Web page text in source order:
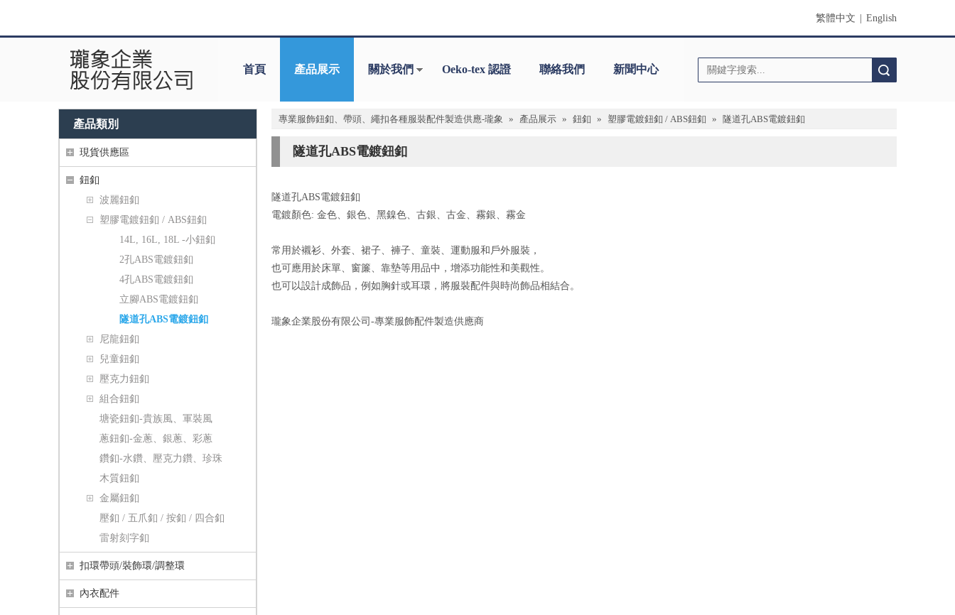
繁體中文 English
首頁 產品展示 關於我們 Oeko-tex 認證 聯絡我們 新聞中心
產品類別
現貨供應區
鈕釦
波麗鈕釦
塑膠電鍍鈕釦 / ABS鈕釦
14L, 16L, 18L -小鈕釦
2孔ABS電鍍鈕釦
4孔ABS電鍍鈕釦
立腳ABS電鍍鈕釦
隧道孔ABS電鍍鈕釦
尼龍鈕釦
兒童鈕釦
壓克力鈕釦
組合鈕釦
塘瓷鈕釦-貴族風、軍裝風
蔥鈕釦-金蔥、銀蔥、彩蔥
鑽釦-水鑽、壓克力鑽、珍珠
木質鈕釦
金屬鈕釦
壓釦 / 五爪釦 / 按釦 / 四合釦
雷射刻字釦
扣環帶頭/裝飾環/調整環
內衣配件
專業服飾鈕釦、帶頭、繩扣各種服裝配件製造供應-瓏象 » 產品展示 » 鈕釦 » 塑膠電鍍鈕釦 / ABS鈕釦 » 隧道孔ABS電鍍鈕釦
隧道孔ABS電鍍鈕釦
隧道孔ABS電鍍鈕釦
電鍍顏色: 金色、銀色、黑鎳色、古銀、古金、霧銀、霧金
常用於襯衫、外套、裙子、褲子、童裝、運動服和戶外服裝，
也可應用於床單、窗簾、靠墊等用品中，增添功能性和美觀性。
也可以設計成飾品，例如胸針或耳環，將服裝配件與時尚飾品相結合。
瓏象企業股份有限公司-專業服飾配件製造供應商